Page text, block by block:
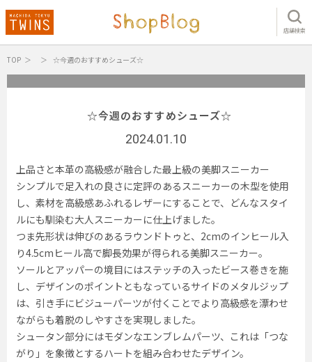
店舗検索
TOP ☆今週のおすすめシューズ☆
☆今週のおすすめシューズ☆
2024.01.10
上品さと本革の高級感が融合した最上級の美脚スニーカー
シンプルで足入れの良さに定評のあるスニーカーの木型を使用
し、素材を高級感あふれるレザーにすることで、どんなスタイ
ルにも馴染む大人スニーカーに仕上げました。
つま先形状は伸びのあるラウンドトゥと、2cmのインヒール入
り4.5cmヒール高で脚長効果が得られる美脚スニーカー。
ソールとアッパーの境目にはステッチの入ったビース巻きを施
し、デザインのポイントともなっているサイドのメタルジップ
は、引き手にビジューパーツが付くことでより高級感を漂わせ
ながらも着脱のしやすさを実現しました。
シュータン部分にはモダンなエンブレムパーツ、これは「つな
がり」を象徴とするハートを組み合わせたデザイン。